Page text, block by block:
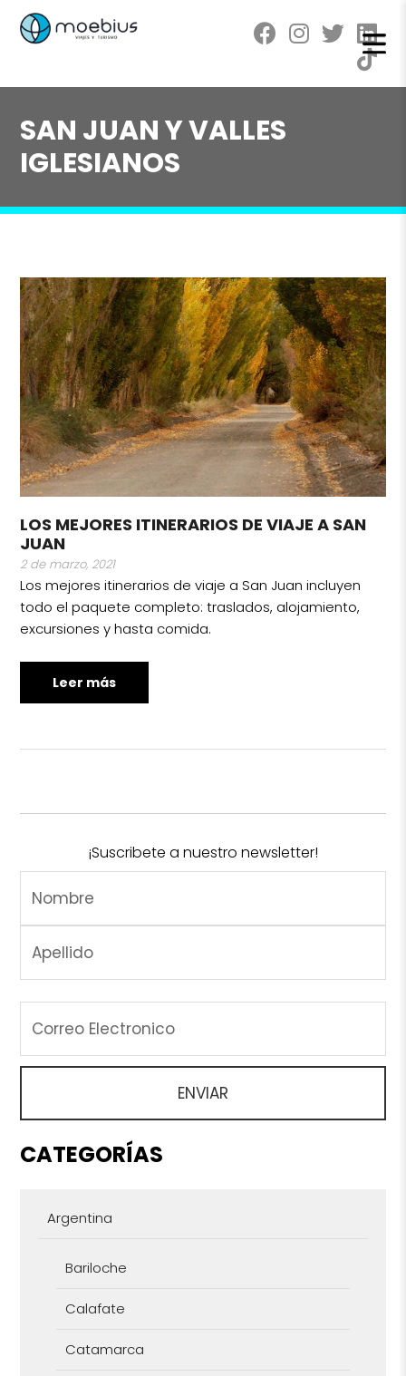
SAN JUAN Y VALLES
IGLESIANOS
LOS MEJORES ITINERARIOS DE VIAJE A SAN
JUAN
2 de marzo, 2021
Los mejores itinerarios de viaje a San Juan incluyen
todo el paquete completo: traslados, alojamiento,
excursiones y hasta comida.
Leer más
¡Suscribete a nuestro newsletter!
CATEGORÍAS
Argentina
Bariloche
Calafate
Catamarca